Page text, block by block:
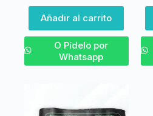
Añadir al carrito
O Pídelo por
Whatsapp